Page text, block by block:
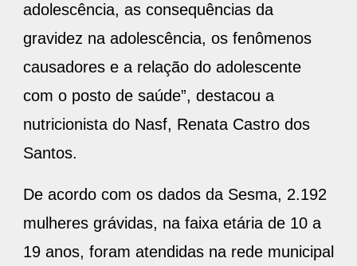
adolescência, as consequências da
gravidez na adolescência, os fenômenos
causadores e a relação do adolescente
com o posto de saúde”, destacou a
nutricionista do Nasf, Renata Castro dos
Santos.
De acordo com os dados da Sesma, 2.192
mulheres grávidas, na faixa etária de 10 a
19 anos, foram atendidas na rede municipal